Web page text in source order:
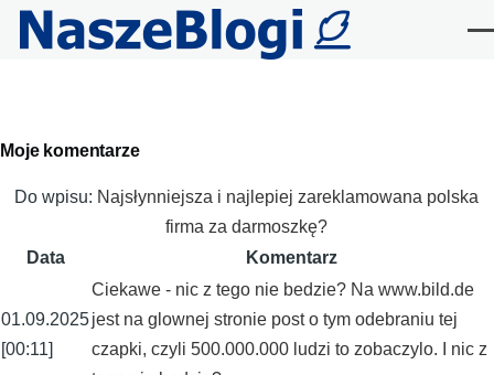
Przejdź do treści
tabs
Moje komentarze
Do wpisu: Najsłynniejsza i najlepiej zareklamowana polska
firma za darmoszkę?
Data
Komentarz
01.09.2025
[00:11]
Ciekawe - nic z tego nie bedzie? Na www.bild.de
jest na glownej stronie post o tym odebraniu tej
czapki, czyli 500.000.000 ludzi to zobaczylo. I nic z